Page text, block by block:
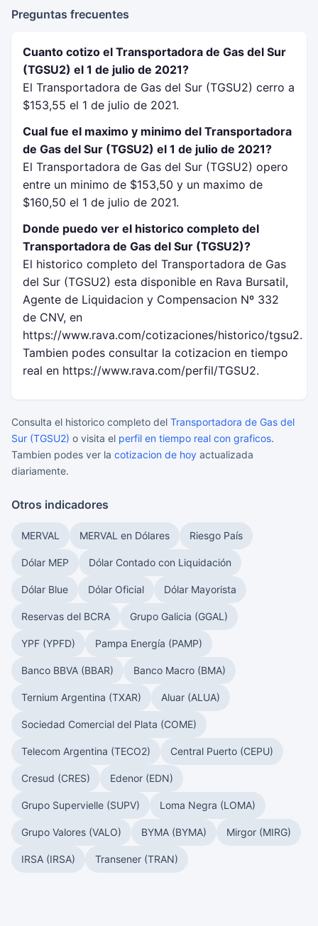
Preguntas frecuentes
Cuanto cotizo el Transportadora de Gas del Sur
(TGSU2) el 1 de julio de 2021?
El Transportadora de Gas del Sur (TGSU2) cerro a
$153,55 el 1 de julio de 2021.
Cual fue el maximo y minimo del Transportadora
de Gas del Sur (TGSU2) el 1 de julio de 2021?
El Transportadora de Gas del Sur (TGSU2) opero
entre un minimo de $153,50 y un maximo de
$160,50 el 1 de julio de 2021.
Donde puedo ver el historico completo del
Transportadora de Gas del Sur (TGSU2)?
El historico completo del Transportadora de Gas
del Sur (TGSU2) esta disponible en Rava Bursatil,
Agente de Liquidacion y Compensacion Nº 332
de CNV, en
https://www.rava.com/cotizaciones/historico/tgsu2.
Tambien podes consultar la cotizacion en tiempo
real en https://www.rava.com/perfil/TGSU2.
Consulta el historico completo del Transportadora de Gas del
Sur (TGSU2) o visita el perfil en tiempo real con graficos.
Tambien podes ver la cotizacion de hoy actualizada
diariamente.
Otros indicadores
MERVAL MERVAL en Dólares Riesgo País
Dólar MEP Dólar Contado con Liquidación
Dólar Blue Dólar Oficial Dólar Mayorista
Reservas del BCRA Grupo Galicia (GGAL)
YPF (YPFD) Pampa Energía (PAMP)
Banco BBVA (BBAR) Banco Macro (BMA)
Ternium Argentina (TXAR) Aluar (ALUA)
Sociedad Comercial del Plata (COME)
Telecom Argentina (TECO2) Central Puerto (CEPU)
Cresud (CRES) Edenor (EDN)
Grupo Supervielle (SUPV) Loma Negra (LOMA)
Grupo Valores (VALO) BYMA (BYMA) Mirgor (MIRG)
IRSA (IRSA) Transener (TRAN)